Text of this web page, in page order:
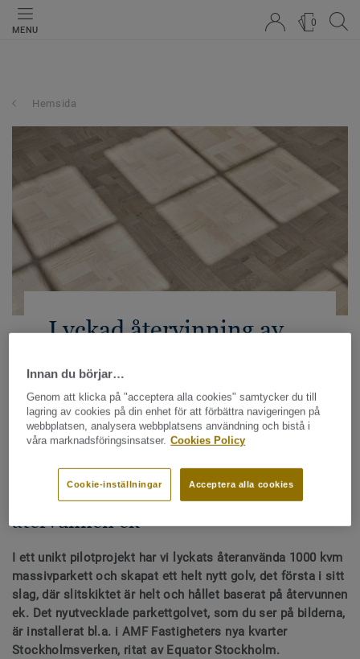
MENU
0
Hemsida
Lyckad återvinning av
pilotprojekt
DELA
Ett helt nytt golv tillverkat av
återvunnen ek
I ett unikt pilotprojekt har vi lyckats återanvända 1000 kvm
massivparkett och skapat ett helt nytt golv, det första i sitt
slag, där slitskiktet är helt och hållet baserat på återvunnen
ek. Det nyutvecklade parkettgolvet, som du ser på bilderna,
är installerat bl.a. i AMF Fastigheters nya kvarter
Stockholmsverken, ritat av Equator Stockholm.
Innan du börjar…
Genom att klicka på "acceptera alla cookies" samtycker du till
lagring av cookies på din enhet för att förbättra navigeringen på
webbplatsen, analysera webbplatsens användning och bistå i
våra marknadsföringsinsatser. Cookies Policy
Acceptera alla cookies
Cookie-inställningar